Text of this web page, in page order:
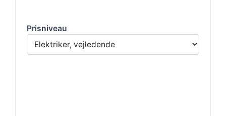
Prisniveau